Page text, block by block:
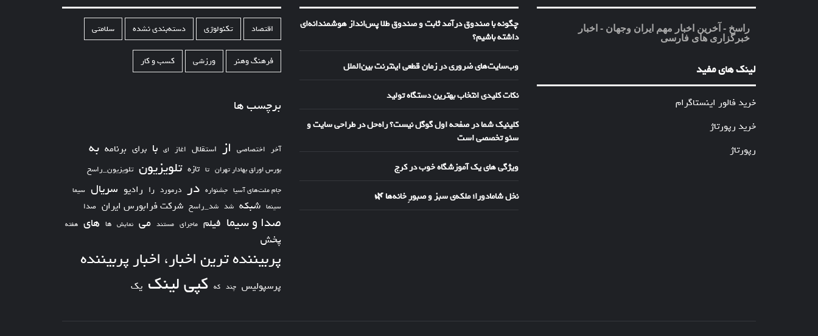
راسخ - آخرین اخبار مهم ایران وجهان - اخبار
خبرگزاری های فارسی
لینک های مفید
خرید فالور اینستاگرام
خرید رپورتاژ
رپورتاژ
چگونه با صندوق درآمد ثابت و صندوق طلا پس‌انداز هوشمندانه‌ای
داشته باشیم؟
وب‌سایت‌های ضروری در زمان قطعی اینترنت بین‌الملل
نکات کلیدی انتخاب بهترین دستگاه تولید
کلینیک شما در صفحه اول گوگل نیست؟ راه‌حل در طراحی سایت و
سئو تخصصی است
ویژگی های یک آموزشگاه خوب در کرج
نخل شامادورا؛ ملکه‌ی سبز و صبورِ خانه‌ها 🌿
اقتصاد تکنولوژی دسته‌بندی نشده سلامتی
فرهنگ وهنر ورزشی کسب و کار
برچسب ها
آخر اختصاصی از استقلال اغاز ای با برای برنامه به
بورس اوراق بهادار تهران تا تازه تلویزیون تلویزیون_راسخ
جام ملت‌های آسیا جشنواره در درمورد را رادیو سریال سیما
سینما شبکه شد شد_راسخ شرکت فرابورس ایران صدا
صدا و سیما فیلم ماجرای مستند می نمایش ها های هفته
پخش
پربیننده ترین اخبار، اخبار پربیننده
پرسپولیس چند که کپی لینک یک